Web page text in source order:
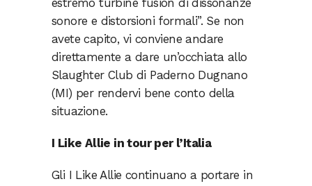
estremo turbine fusion di dissonanze
sonore e distorsioni formali”. Se non
avete capito, vi conviene andare
direttamente a dare un’occhiata allo
Slaughter Club di Paderno Dugnano
(MI) per rendervi bene conto della
situazione.
I Like Allie in tour per l’Italia
Gli I Like Allie continuano a portare in